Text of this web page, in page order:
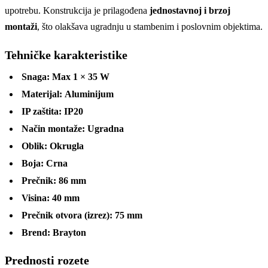
upotrebu. Konstrukcija je prilagođena jednostavnoj i brzoj
montaži, što olakšava ugradnju u stambenim i poslovnim objektima.
Tehničke karakteristike
Snaga: Max 1 × 35 W
Materijal: Aluminijum
IP zaštita: IP20
Način montaže: Ugradna
Oblik: Okrugla
Boja: Crna
Prečnik: 86 mm
Visina: 40 mm
Prečnik otvora (izrez): 75 mm
Brend: Brayton
Prednosti rozete